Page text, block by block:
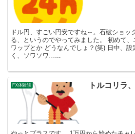
ドル円、すごい円安ですね～。石破ショッ
る、というのでやってみました。 初めて
ワップとか どうなんでしょ？(笑) 日中、
く、ソワソワ…...
FX体験談 トルコリラ